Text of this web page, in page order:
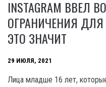
INSTAGRAM ВВЕЛ
ОГРАНИЧЕНИЯ ДЛЯ
ЭТО ЗНАЧИТ
29 ИЮЛЯ, 2021
Лица младше 16 лет,